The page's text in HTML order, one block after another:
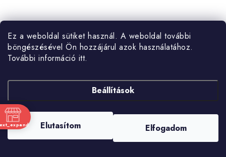
Ez a weboldal sütiket használ. A weboldal további
böngészésével Ön hozzájárul azok használatához.
További információ itt.
Beállítások
Elutasítom Elfogadom
Ft4 729 / db
Egységár:
Ft4 729 / 1 kg